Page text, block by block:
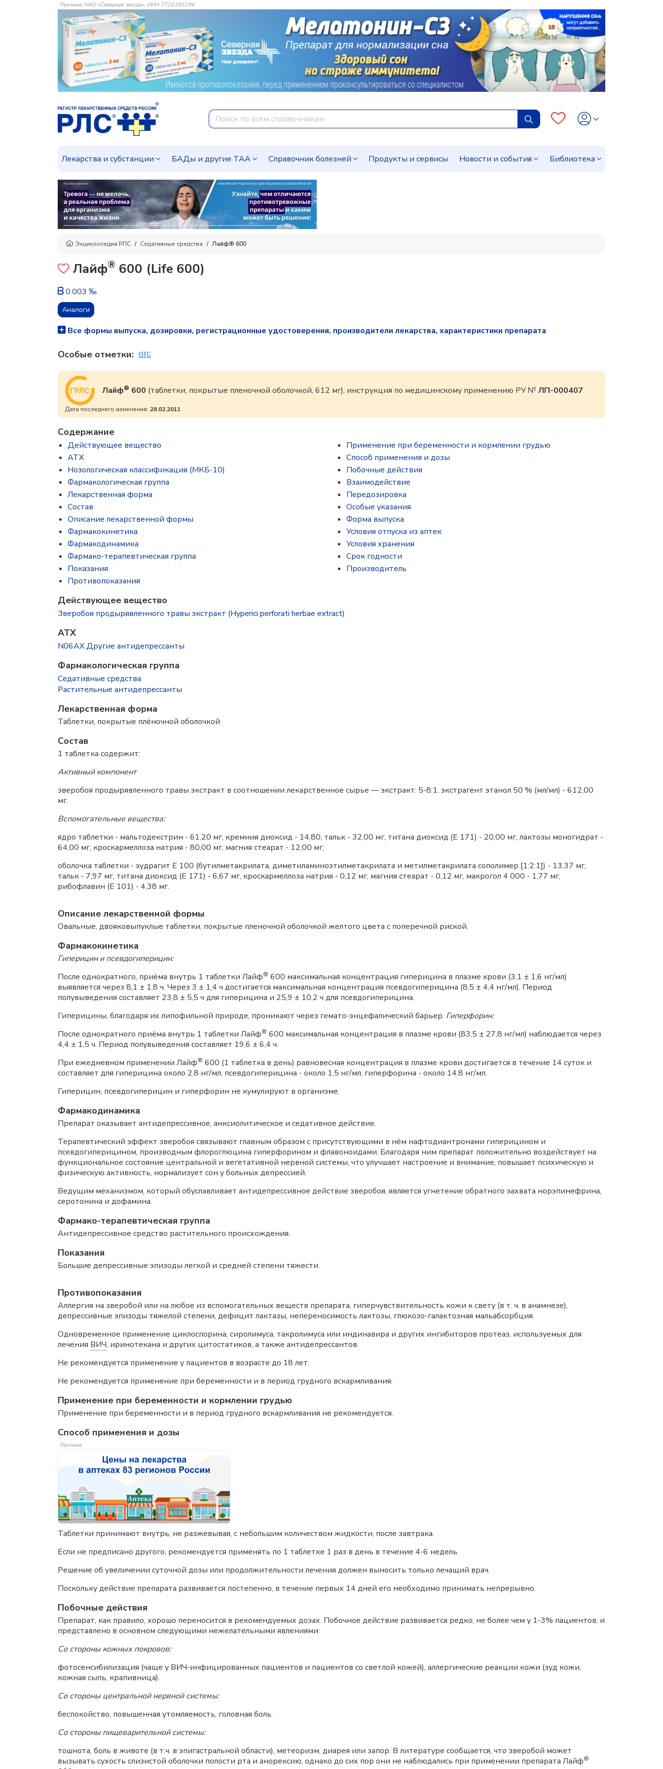
Реклама: НАО «Северная звезда», ИНН 7720185196
Лекарства и субстанции БАДы и другие ТАА Справочник болезней Продукты и сервисы Новости и события Библиотека
Энциклопедия РЛС Седативные средства Лайф® 600
Лайф® 600 (Life 600)
0.003 ‰
Аналоги
Все формы выпуска, дозировки, регистрационные удостоверения, производители лекарства, характеристики препарата
Особые отметки:
Лайф® 600 (таблетки, покрытые пленочной оболочкой, 612 мг), инструкция по медицинскому применению РУ № ЛП-000407
Дата последнего изменения: 28.02.2011
Содержание
Действующее вещество
ATX
Нозологическая классификация (МКБ-10)
Фармакологическая группа
Лекарственная форма
Состав
Описание лекарственной формы
Фармакокинетика
Фармакодинамика
Фармако-терапевтическая группа
Показания
Противопоказания
Применение при беременности и кормлении грудью
Способ применения и дозы
Побочные действия
Взаимодействие
Передозировка
Особые указания
Форма выпуска
Условия отпуска из аптек
Условия хранения
Срок годности
Производитель
Действующее вещество
Зверобоя продырявленного травы экстракт (Hyperici perforati herbae extract)
ATX
N06AX Другие антидепрессанты
Фармакологическая группа
Седативные средства
Растительные антидепрессанты
Лекарственная форма
Таблетки, покрытые плёночной оболочкой
Состав
1 таблетка содержит:
Активный компонент
зверобоя продырявленного травы экстракт в соотношении лекарственное сырье — экстракт: 5-8:1, экстрагент этанол 50 % (мл/мл) - 612,00
мг.
Вспомогательные вещества:
ядро таблетки - мальтодекстрин - 61,20 мг, кремния диоксид - 14,80, тальк - 32,00 мг, титана диоксид (Е 171) - 20,00 мг, лактозы моногидрат -
64,00 мг, кроскармеллоза натрия - 80,00 мг, магния стеарат - 12,00 мг;
оболочка таблетки - эудрагит Е 100 (бутилметакрилата, диметиламиноэтилметакрилата и метилметакрилата сополимер [1:2:1]) - 13,37 мг,
тальк - 7,97 мг, титана диоксид (Е 171) - 6,67 мг, кроскармеллоза натрия - 0,12 мг, магния стеарат - 0,12 мг, макрогол 4 000 - 1,77 мг,
рибофлавин (Е 101) - 4,38 мг.
Описание лекарственной формы
Овальные, двояковыпуклые таблетки, покрытые пленочной оболочкой желтого цвета с поперечной риской.
Фармакокинетика
Гиперицин и псевдогиперицин:
После однократного, приёма внутрь 1 таблетки Лайф® 600 максимальная концентрация гиперицина в плазме крови (3,1 ± 1,6 нг/мл)
выявляется через 8,1 ± 1,8 ч. Через 3 ± 1,4 ч достигается максимальная концентрация псевдогиперицина (8,5 ± 4,4 нг/мл). Период
полувыведения составляет 23,8 ± 5,5 ч для гиперицина и 25,9 ± 10,2 ч для псевдогиперицина.
Гиперицины, благодаря их липофильной природе, проникают через гемато-энцефалический барьер. Гиперфорин:
После однократного приёма внутрь 1 таблетки Лайф® 600 максимальная концентрация в плазме крови (83,5 ± 27,8 нг/мл) наблюдается через
4,4 ± 1,5 ч. Период полувыведения составляет 19,6 ± 6,4 ч.
При ежедневном применении Лайф® 600 (1 таблетка в день) равновесная концентрация в плазме крови достигается в течение 14 суток и
составляет для гиперицина около 2,8 нг/мл, псевдогиперицина - около 1,5 нг/мл, гиперфорина - около 14,8 нг/мл.
Гиперицин, псевдогиперицин и гиперфорин не кумулируют в организме.
Фармакодинамика
Препарат оказывает антидепрессивное, анксиолитическое и седативное действие.
Терапевтический эффект зверобоя связывают главным образом с присутствующими в нём нафтодиантронами гиперицином и
псевдогиперицином, производным флороглюцина гиперфорином и флавоноидами. Благодаря ним препарат положительно воздействует на
функциональное состояние центральной и вегетативной нервной системы, что улучшает настроение и внимание, повышает психическую и
физическую активность, нормализует сон у больных депрессией.
Ведущим механизмом, который обуславливает антидепрессивное действие зверобоя, является угнетение обратного захвата норэпинефрина,
серотонина и дофамина.
Фармако-терапевтическая группа
Антидепрессивное средство растительного происхождения.
Показания
Большие депрессивные эпизоды легкой и средней степени тяжести.
Противопоказания
Аллергия на зверобой или на любое из вспомогательных веществ препарата, гиперчувствительность кожи к свету (в т. ч. в анамнезе),
депрессивные эпизоды тяжелой степени, дефицит лактазы, непереносимость лактозы, глюкозо-галактозная мальабсорбция.
Одновременное применение циклоспорина, сиролимуса, такролимуса или индинавира и других ингибиторов протеаз, используемых для
лечения ВИЧ, иринотекана и других цитостатиков, а также антидепрессантов.
Не рекомендуется применение у пациентов в возрасте до 18 лет.
Не рекомендуется применение при беременности и в период грудного вскармливания.
Применение при беременности и кормлении грудью
Применение при беременности и в период грудного вскармливания не рекомендуется.
Способ применения и дозы
Реклама
Таблетки принимают внутрь, не разжевывая, с небольшим количеством жидкости, после завтрака.
Если не предписано другого, рекомендуется применять по 1 таблетке 1 раз в день в течение 4-6 недель.
Решение об увеличении суточной дозы или продолжительности лечения должен выносить только лечащий врач.
Поскольку действие препарата развивается постепенно, в течение первых 14 дней его необходимо принимать непрерывно.
Побочные действия
Препарат, как правило, хорошо переносится в рекомендуемых дозах. Побочное действие развивается редко, не более чем у 1-3% пациентов, и
представлено в основном следующими нежелательными явлениями:
Со стороны кожных покровов:
фотосенсибилизация (чаще у ВИЧ-инфицированных пациентов и пациентов со светлой кожей), аллергические реакции кожи (зуд кожи,
кожная сыпь, крапивница).
Со стороны центральной нервной системы:
беспокойство, повышенная утомляемость, головная боль.
Со стороны пищеварительной системы:
тошнота, боль в животе (в т.ч. в эпигастральной области), метеоризм, диарея или запор. В литературе сообщается, что зверобой может
вызывать сухость слизистой оболочки полости рта и анорексию, однако до сих пор они не наблюдались при применении препарата Лайф®